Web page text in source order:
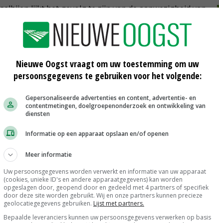
lijkt het gevolg te zijn van de aanwezigheid van
vraagt volgens Naturalis om nader onderzoek.
nog niet alles over de wintersterfte. De
update over het aantal bijenvolken dat de winter
Dümmen Orange ontvangt prijs voor
veredeling bijvriendelijke planten
Nieuwe Oogst vraagt om uw toestemming om uw
persoonsgegevens te gebruiken voor het volgende:
Gepersonaliseerde advertenties en content, advertentie- en
contentmetingen, doelgroepenonderzoek en ontwikkeling van
diensten
Informatie op een apparaat opslaan en/of openen
Meer informatie
Uw persoonsgegevens worden verwerkt en informatie van uw apparaat
(cookies, unieke ID's en andere apparaatgegevens) kan worden
opgeslagen door, geopend door en gedeeld met 4 partners of specifiek
door deze site worden gebruikt. Wij en onze partners kunnen precieze
geolocatiegegevens gebruiken. Lijst met partners.
Bepaalde leveranciers kunnen uw persoonsgegevens verwerken op basis